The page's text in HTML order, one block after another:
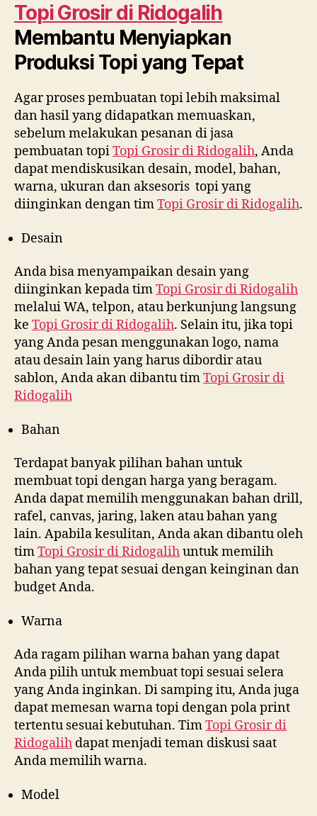
Topi Grosir di Ridogalih
Membantu Menyiapkan
Produksi Topi yang Tepat
Agar proses pembuatan topi lebih maksimal
dan hasil yang didapatkan memuaskan,
sebelum melakukan pesanan di jasa
pembuatan topiTopi Grosir diRidogalih, Anda
dapat mendiskusikan desain, model, bahan,
warna, ukuran dan aksesoris topi yang
diinginkan dengan timTopi Grosir diRidogalih.
Desain
Anda bisa menyampaikan desain yang
diinginkan kepada timTopi Grosir diRidogalih
melalui WA, telpon, atau berkunjung langsung
ke Topi Grosir diRidogalih. Selain itu, jika topi
yang Anda pesan menggunakan logo, nama
atau desain lain yang harus dibordir atau
sablon, Anda akan dibantu timTopi Grosir di
Ridogalih
Bahan
Terdapat banyak pilihan bahan untuk
membuat topi dengan harga yang beragam.
Anda dapat memilih menggunakan bahan drill,
rafel, canvas, jaring, laken atau bahan yang
lain. Apabila kesulitan, Anda akan dibantu oleh
timTopi Grosir diRidogalihuntuk memilih
bahan yang tepat sesuai dengan keinginan dan
budget Anda.
Warna
Ada ragam pilihan warna bahan yang dapat
Anda pilih untuk membuat topi sesuai selera
yang Anda inginkan. Di samping itu, Anda juga
dapat memesan warna topi dengan pola print
tertentu sesuai kebutuhan. TimTopi Grosir di
Ridogalih dapat menjadi teman diskusi saat
Anda memilih warna.
Model